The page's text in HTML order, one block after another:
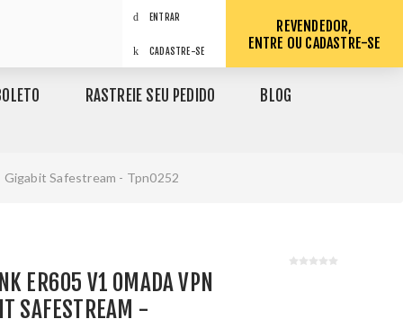
ENTRAR
CADASTRE-SE
REVENDEDOR,
ENTRE OU CADASTRE-SE
RASTREIE SEU PEDIDO BLOG
Safestream - Tpn0252
ER605 V1 OMADA VPN
SAFESTREAM -